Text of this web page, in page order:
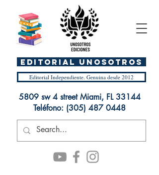
Editorial Independiente. Genuina desde 2012
5809 sw 4 street Miami, FL 33144
Teléfono: (305) 487 0448
EDITORIAL UnosOtros